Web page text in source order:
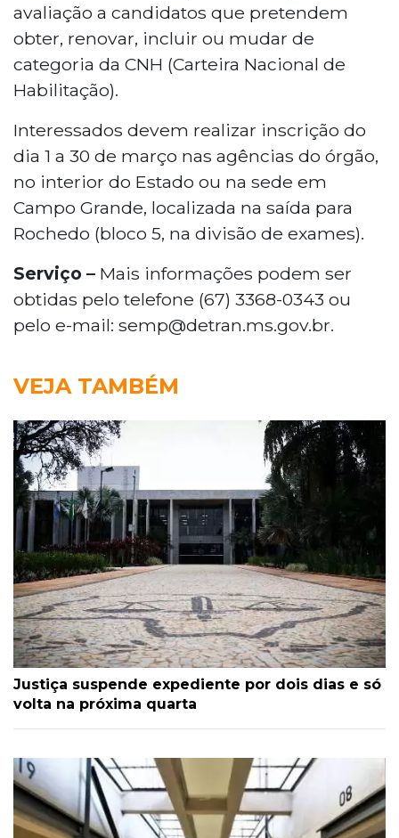
avaliação a candidatos que pretendem
obter, renovar, incluir ou mudar de
categoria da CNH (Carteira Nacional de
Habilitação).
Interessados devem realizar inscrição do
dia 1 a 30 de março nas agências do órgão,
no interior do Estado ou na sede em
Campo Grande, localizada na saída para
Rochedo (bloco 5, na divisão de exames).
Serviço – Mais informações podem ser
obtidas pelo telefone (67) 3368-0343 ou
pelo e-mail: semp@detran.ms.gov.br.
VEJA TAMBÉM
Justiça suspende expediente por dois dias e só
volta na próxima quarta